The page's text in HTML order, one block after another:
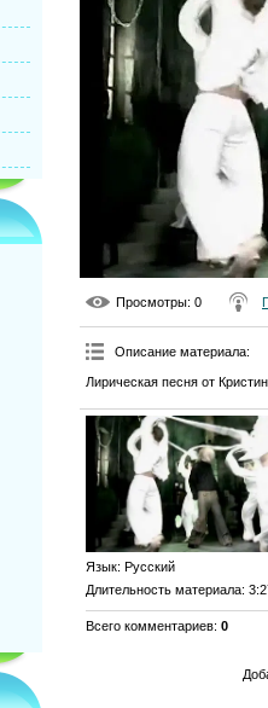
Просмотры: 0
Описание материала:
Лирическая песня от
Язык: Русский
Длительность материала:
Всего комментариев: 0